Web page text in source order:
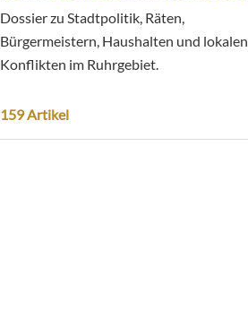
Dossier zu Stadtpolitik, Räten,
Bürgermeistern, Haushalten und lokalen
Konflikten im Ruhrgebiet.
159 Artikel